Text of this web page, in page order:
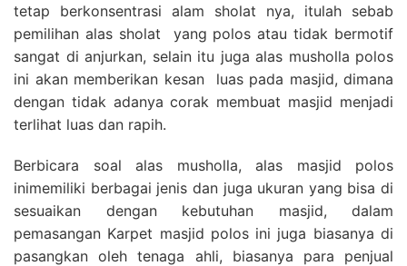
tetap berkonsentrasi alam sholat nya, itulah sebab
pemilihan alas sholat yang polos atau tidak bermotif
sangat di anjurkan, selain itu juga alas musholla polos
ini akan memberikan kesan luas pada masjid, dimana
dengan tidak adanya corak membuat masjid menjadi
terlihat luas dan rapih.
Berbicara soal alas musholla, alas masjid polos
inimemiliki berbagai jenis dan juga ukuran yang bisa di
sesuaikan dengan kebutuhan masjid, dalam
pemasangan Karpet masjid polos ini juga biasanya di
pasangkan oleh tenaga ahli, biasanya para penjual